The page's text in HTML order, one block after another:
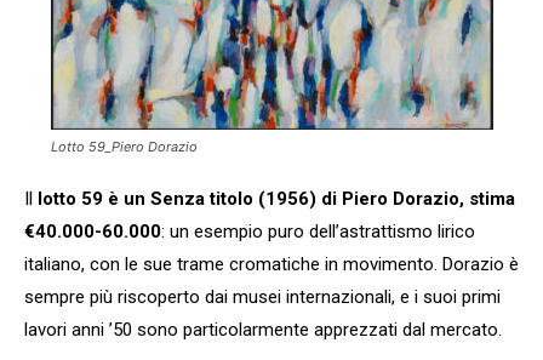
Lotto 59_Piero Dorazio
Il lotto 59 è un Senza titolo (1956) di Piero Dorazio, stima
€40.000-60.000: un esempio puro dell’astrattismo lirico
italiano, con le sue trame cromatiche in movimento. Dorazio è
sempre più riscoperto dai musei internazionali, e i suoi primi
lavori anni ’50 sono particolarmente apprezzati dal mercato.